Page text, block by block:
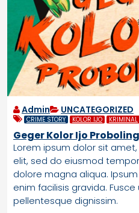
Admin UNCATEGORIZED
CRIME STORY KOLOR IJO KRIMINAL
Geger Kolor Ijo
Lorem ipsum dolor sit
elit, sed do eiusmod
dolore magna aliqua.
enim facilisis gravida.
pellentesque dignissim.